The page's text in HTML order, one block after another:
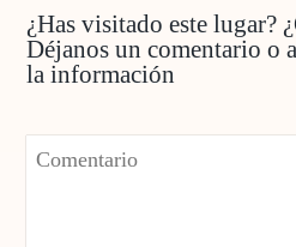
¿Has visitado este lugar?
Déjanos un comentario o
la información